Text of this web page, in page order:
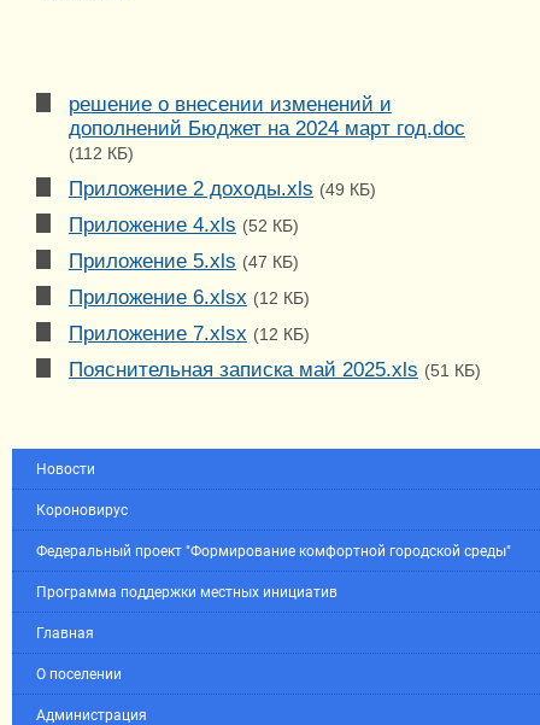
решение о внесении изменений и
дополнений Бюджет на 2024 март год.doc
(112 КБ)
Приложение 2 доходы.xls (49 КБ)
Приложение 4.xls (52 КБ)
Приложение 5.xls (47 КБ)
Приложение 6.xlsx (12 КБ)
Приложение 7.xlsx (12 КБ)
Пояснительная записка май 2025.xls (51 КБ)
Новости
Короновирус
Федеральный проект "Формирование комфортной городской среды"
Программа поддержки местных инициатив
Главная
О поселении
Администрация